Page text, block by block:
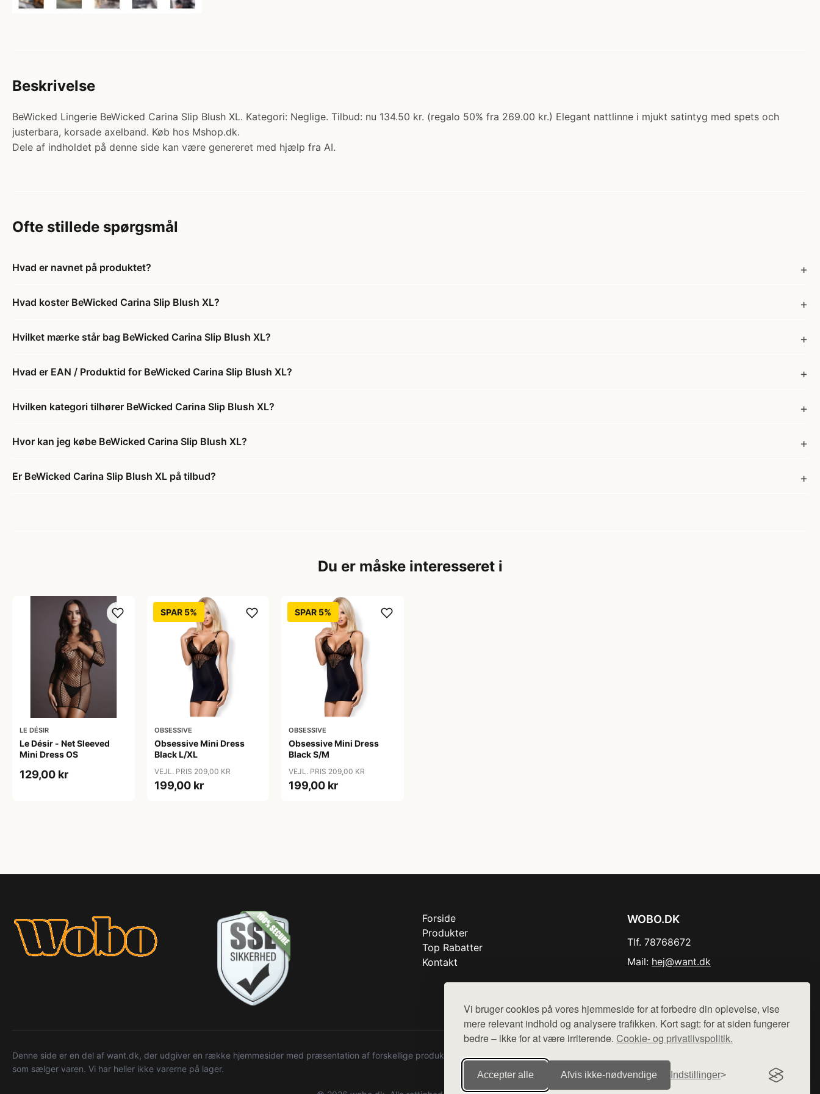
Vi bruger cookies på vores hjemmeside for at forbedre din oplevelse, vise
mere relevant indhold og analysere trafikken. Kort sagt: for at siden fungerer
bedre – ikke for at være irriterende. Cookie- og privatlivspolitik.
Accepter alle Afvis ikke‑nødvendige Indstillinger
Beskrivelse
BeWicked Lingerie BeWicked Carina Slip Blush XL. Kategori: Neglige. Tilbud: nu 134.50 kr. (regalo 50% fra 269.00 kr.) Elegant nattlinne i mjukt satintyg med spets och
justerbara, korsade axelband. Køb hos Mshop.dk.
Dele af indholdet på denne side kan være genereret med hjælp fra AI.
Ofte stillede spørgsmål
Hvad er navnet på produktet?
Hvad koster BeWicked Carina Slip Blush XL?
Hvilket mærke står bag BeWicked Carina Slip Blush XL?
Hvad er EAN / Produktid for BeWicked Carina Slip Blush XL?
Hvilken kategori tilhører BeWicked Carina Slip Blush XL?
Hvor kan jeg købe BeWicked Carina Slip Blush XL?
Er BeWicked Carina Slip Blush XL på tilbud?
Du er måske interesseret i
LE DÉSIR
Le Désir - Net Sleeved
Mini Dress OS
129,00 kr
SPAR 5%
OBSESSIVE
Obsessive Mini Dress
Black L/XL
VEJL. PRIS 209,00 KR
199,00 kr
SPAR 5%
OBSESSIVE
Obsessive Mini Dress
Black S/M
VEJL. PRIS 209,00 KR
199,00 kr
Forside
Produkter
Top Rabatter
Kontakt
WOBO.DK
Tlf. 78768672
Mail: hej@want.dk
Denne side er en del af want.dk, der udgiver en række hjemmesider med præsentation af forskellige produkter fra diverse webshops. Der sælges ikke varer fra denne side - vi henviser til de shops,
som sælger varen. Vi har heller ikke varerne på lager.